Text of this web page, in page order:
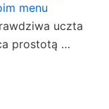
menu
uczta
prostotą …